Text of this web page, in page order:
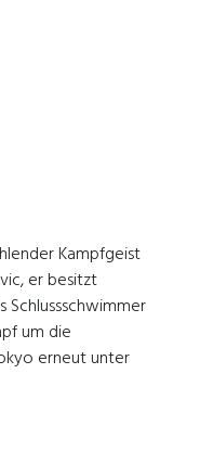
Kampfgeist
er besitzt
um die
erneut unter